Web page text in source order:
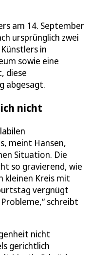
am 14. September
ursprünglich zwei
in
sowie eine
diese
abgesagt.
nicht
meint Hansen,
Situation. Die
so gravierend, wie
kleinen Kreis mit
vergnügt
schreibt
nicht
gerichtlich